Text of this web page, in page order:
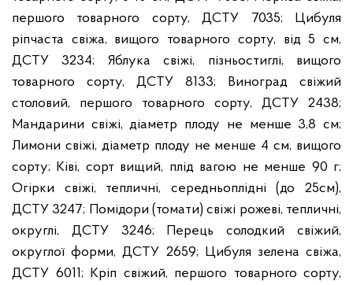
першого товарного сорту, ДСТУ 7035; Цибуля
ріпчаста свіжа, вищого товарного сорту, від 5 см,
ДСТУ 3234; Яблука свіжі, пізньостиглі, вищого
товарного сорту, ДСТУ 8133; Виноград свіжий
столовий, першого товарного сорту, ДСТУ 2438;
Мандарини свіжі, діаметр плоду не менше 3,8 см;
Лимони свіжі, діаметр плоду не менше 4 см, вищого
сорту; Ківі, сорт вищий, плід вагою не менше 90 г;
Огірки свіжі, тепличні, середньоплідні (до 25см),
ДСТУ 3247; Помідори (томати) свіжі рожеві, тепличні,
округлі, ДСТУ 3246; Перець солодкий свіжий,
округлої форми, ДСТУ 2659; Цибуля зелена свіжа,
ДСТУ 6011; Кріп свіжий, першого товарного сорту,